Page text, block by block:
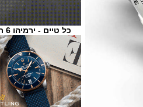
כל טיים - ירמיהו 6 ת"א